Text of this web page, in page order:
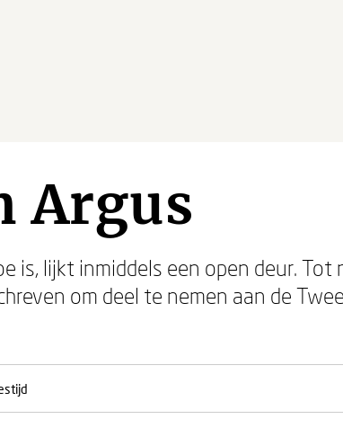
Argus
is, lijkt inmiddels een open deur. Tot
om deel te nemen aan de